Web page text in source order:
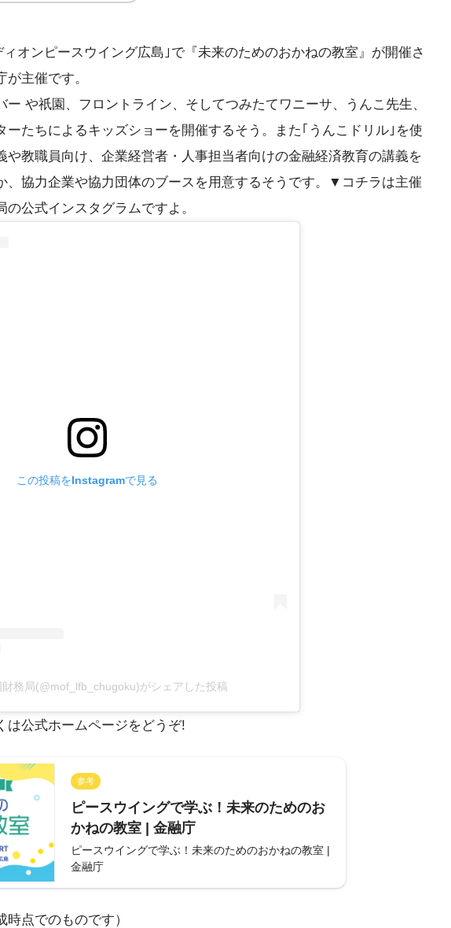
オンピースウイング広島｣で『未来のためのおかねの教室』が開催さ
主催です。
ー や祇園、フロントライン、そしてつみたてワニーサ、うんこ先生、
ーたちによるキッズショーを開催するそう。また｢うんこドリル｣を使
や教職員向け、企業経営者・人事担当者向けの金融経済教育の講義を
、協力企業や協力団体のブースを用意するそうです。▼コチラは主催
公式インスタグラムですよ。
この投稿をInstagramで見る
財務局(@mof_lfb_chugoku)がシェアした投稿
は公式ホームページをどうぞ!
参考
ピースウイングで学ぶ！未来のためのお
かねの教室 | 金融庁
ピースウイングで学ぶ！未来のためのおかねの教室 |
金融庁
時点でのものです）